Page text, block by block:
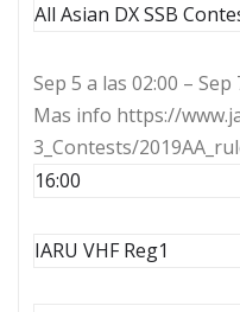
All Asian DX SSB
Sep 5 a las 02:00 – Sep
Mas info https://
3_Contests/
16:00
IARU VHF Reg1